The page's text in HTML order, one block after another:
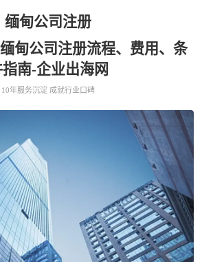
缅甸公司注册
甸公司注册流程、费用、条
南-企业出海网
10年服务沉淀 成就行业口碑